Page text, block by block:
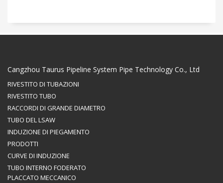
Cangzhou Taurus Pipeline System Pipe Technology Co., Ltd
RIVESTITO DI TUBAZIONI
RIVESTITO TUBO
RACCORDI DI GRANDE DIAMETRO
TUBO DEL LSAW
INDUZIONE DI PIEGAMENTO
PRODOTTI
CURVE DI INDUZIONE
TUBO INTERNO FODERATO
PLACCATO MECCANICO